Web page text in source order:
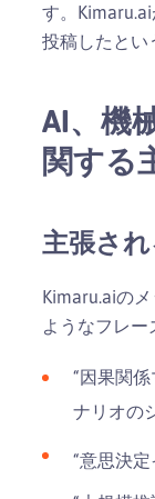
す。
投稿したとい
AI、機
関する
主張さ
Kimaru.aiの
ようなフレ
“因果関
ナリオの
“意思決